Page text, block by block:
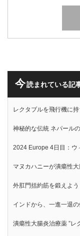
今読まれている記
レクタブルを飛行機に
神秘的な伝統 ネパール
2024 Europe 4日目：
マヌカハニーが潰瘍性
外肛門括約筋を鍛えよ
インドから、一進一退
潰瘍性大腸炎治療薬 ”レ